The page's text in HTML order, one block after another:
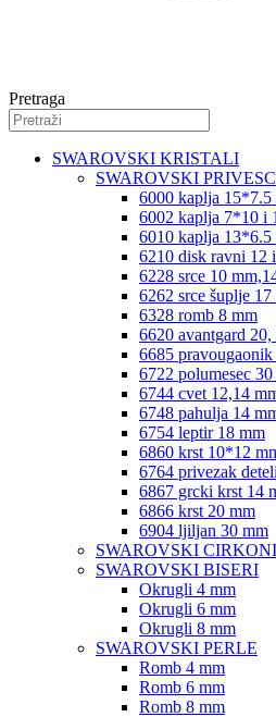
Pretraga
SWAROVSKI KRISTALI
SWAROVSKI
6000 kaplja
6002 kaplja 7*10 i
6010 kaplja 13*6.5
6210 disk ravni 12
6228 srce 10
6262 srce šuplje 17
6328 romb 8 mm
6620 avantgard
6685
6722 polumesec
6744 cvet 12,14
6748 pahulja 14
6754 leptir 18 mm
6860 krst 10*12
6764 privezak
6867 grcki krst 14
6866 krst 20 mm
6904 ljiljan 30 mm
SWAROVSKI CIRKONI
SWAROVSKI BISERI
Okrugli 4 mm
Okrugli 6 mm
Okrugli 8 mm
SWAROVSKI PERLE
Romb 4 mm
Romb 6 mm
Romb 8 mm